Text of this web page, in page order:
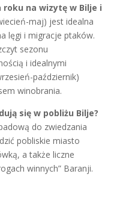
roku na wizytę w Bilje i
maj) jest idealna
lęgi i migracje ptaków.
sezonu
i idealnymi
październik)
winobrania.
się w pobliżu Bilje?
do zwiedzania
pobliskie miasto
a także liczne
winnych” Baranji.